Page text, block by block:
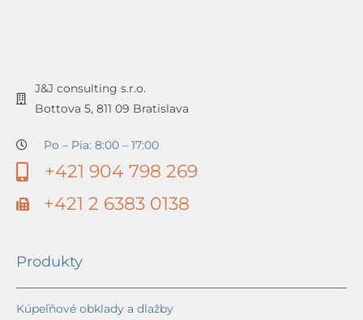
J&J consulting s.r.o.
Bottova 5, 811 09 Bratislava
Po – Pia: 8:00 – 17:00
+421 904 798 269
+421 2 6383 0138
Produkty
Kúpeľňové obklady a dlažby